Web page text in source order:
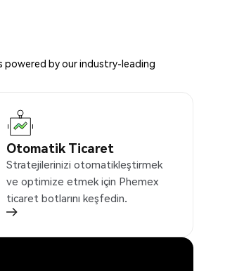
powered by our industry-leading
Otomatik Ticaret
Stratejilerinizi otomatikleştirmek
ve optimize etmek için Phemex
ticaret botlarını keşfedin.